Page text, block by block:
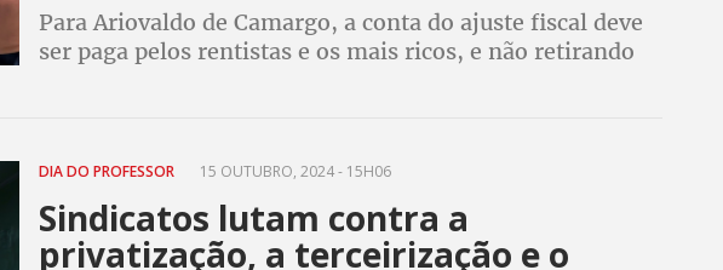
Para Ariovaldo de Camargo, a conta do ajuste fiscal deve
ser paga pelos rentistas e os mais ricos, e não retirando
DIA DO PROFESSOR 15 OUTUBRO, 2024 - 15H06
Sindicatos lutam contra a
privatização, a terceirização e o